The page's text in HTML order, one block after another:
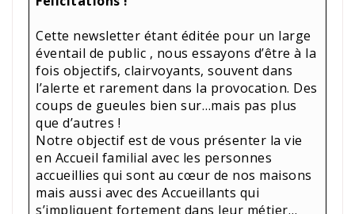
Cette newsletter étant éditée pour un large
éventail de public , nous essayons d’être à la
fois objectifs, clairvoyants, souvent dans
l’alerte et rarement dans la provocation. Des
coups de gueules bien sur…mais pas plus
que d’autres !
Notre objectif est de vous présenter la vie
en Accueil familial avec les personnes
accueillies qui sont au cœur de nos maisons
mais aussi avec des Accueillants qui
s’impliquent fortement dans leur métier…